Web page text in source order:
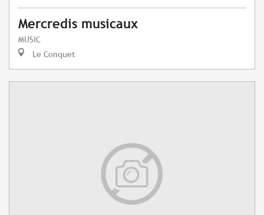
Mercredis musicaux
MUSIC
Le Conquet